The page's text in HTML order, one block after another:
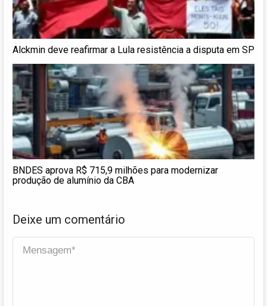
Alckmin deve reafirmar a Lula resistência a disputa em SP
BNDES aprova R$ 715,9 milhões para modernizar
produção de alumínio da CBA
Deixe um comentário